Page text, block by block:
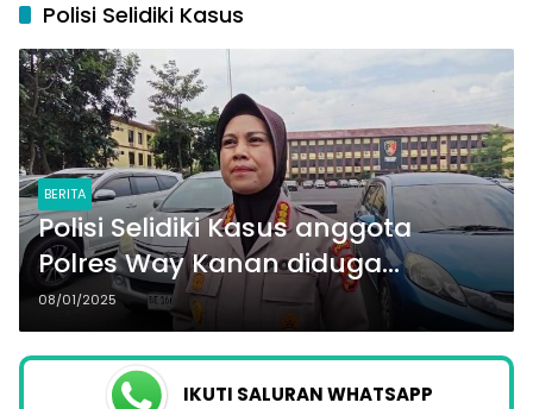
Polisi Selidiki Kasus
BERITA
Polisi Selidiki Kasus anggota
Polres Way Kanan diduga
Mengakhiri Hidupnya
08/01/2025
IKUTI SALURAN WHATSAPP